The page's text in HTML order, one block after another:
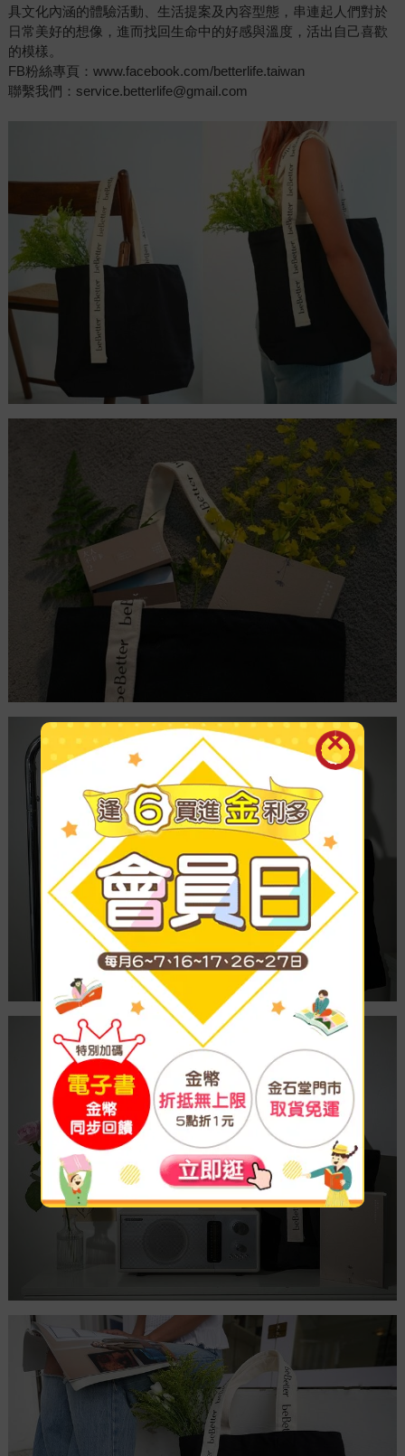
具文化內涵的體驗活動、生活提案及內容型態，串連起人們對於
日常美好的想像，進而找回生命中的好感與溫度，活出自己喜歡
的模樣。
FB粉絲專頁：www.facebook.com/betterlife.taiwan
聯繫我們：service.betterlife@gmail.com